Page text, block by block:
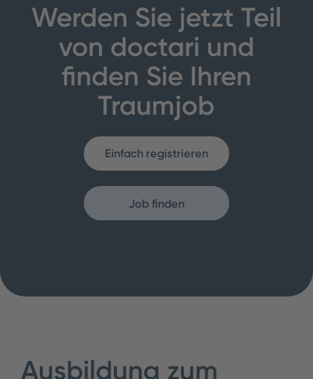
Werden Sie jetzt Teil
von doctari und
finden Sie Ihren
Traumjob
Einfach registrieren
Job finden
Ausbildung zum